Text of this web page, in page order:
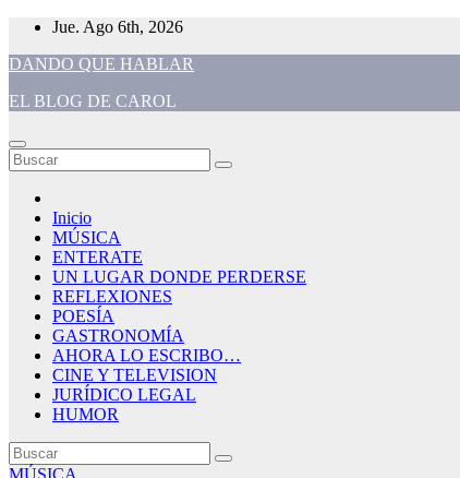
Saltar
contenido
Jue. Ago 6th, 2026
DANDO QUE HABLAR
EL BLOG DE CAROL
Inicio
MÚSICA
ENTERATE
UN LUGAR DONDE PERDERSE
REFLEXIONES
POESÍA
GASTRONOMÍA
AHORA LO ESCRIBO…
CINE Y TELEVISION
JURÍDICO LEGAL
HUMOR
MÚSICA